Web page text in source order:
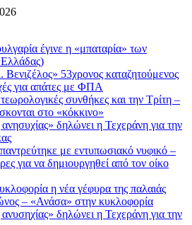
έγινε η «μπαταρία» των
53χρονος καταζητούμενος
για απάτες με ΦΠΑ
συνθήκες και την Τρίτη –
στο «κόκκινο»
δηλώνει η Τεχεράνη για την
με εντυπωσιακό νυφικό –
για να δημιουργηθεί από τον οίκο
η νέα γέφυρα της παλαιάς
– «Ανάσα» στην κυκλοφορία
δηλώνει η Τεχεράνη για την